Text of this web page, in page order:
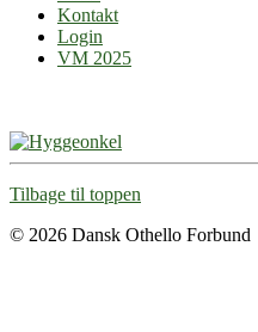
Kontakt
Login
VM 2025
Tilbage til toppen
© 2026 Dansk Othello Forbund